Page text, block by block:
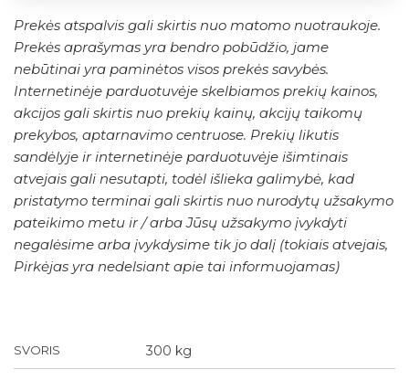
Prekės atspalvis gali skirtis nuo matomo nuotraukoje.
Prekės aprašymas yra bendro pobūdžio, jame
nebūtinai yra paminėtos visos prekės savybės.
Internetinėje parduotuvėje skelbiamos prekių kainos,
akcijos gali skirtis nuo prekių kainų, akcijų taikomų
prekybos, aptarnavimo centruose. Prekių likutis
sandėlyje ir internetinėje parduotuvėje išimtinais
atvejais gali nesutapti, todėl išlieka galimybė, kad
pristatymo terminai gali skirtis nuo nurodytų užsakymo
pateikimo metu ir / arba Jūsų užsakymo įvykdyti
negalėsime arba įvykdysime tik jo dalį (tokiais atvejais,
Pirkėjas yra nedelsiant apie tai informuojamas)
SVORIS 300 kg